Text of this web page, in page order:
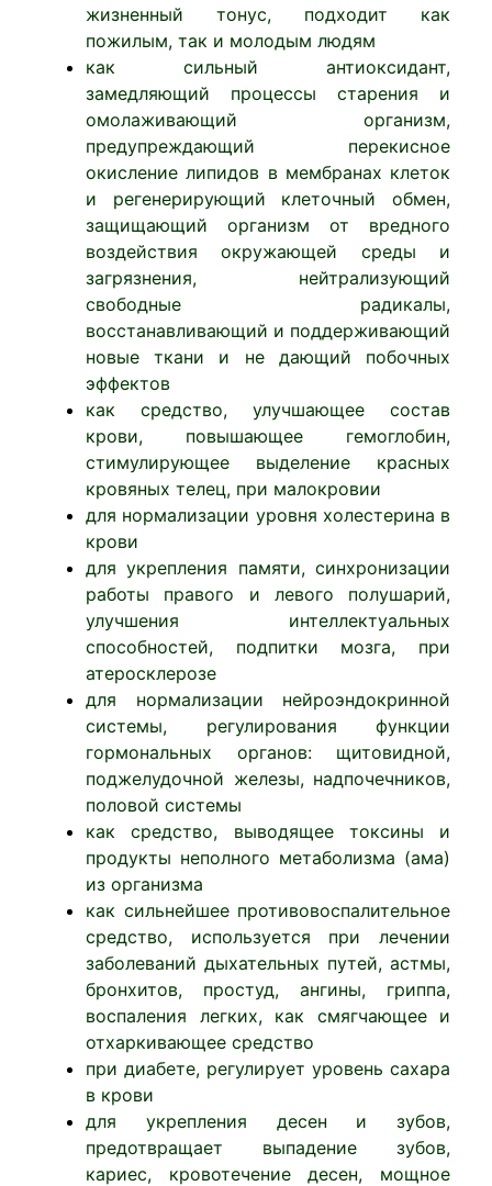
жизненный тонус, подходит как
пожилым, так и молодым людям
как сильный антиоксидант,
замедляющий процессы старения и
омолаживающий организм,
предупреждающий перекисное
окисление липидов в мембранах клеток
и регенерирующий клеточный обмен,
защищающий организм от вредного
воздействия окружающей среды и
загрязнения, нейтрализующий
свободные радикалы,
восстанавливающий и поддерживающий
новые ткани и не дающий побочных
эффектов
как средство, улучшающее состав
крови, повышающее гемоглобин,
стимулирующее выделение красных
кровяных телец, при малокровии
для нормализации уровня холестерина в
крови
для укрепления памяти, синхронизации
работы правого и левого полушарий,
улучшения интеллектуальных
способностей, подпитки мозга, при
атеросклерозе
для нормализации нейроэндокринной
системы, регулирования функции
гормональных органов: щитовидной,
поджелудочной железы, надпочечников,
половой системы
как средство, выводящее токсины и
продукты неполного метаболизма (ама)
из организма
как сильнейшее противовоспалительное
средство, используется при лечении
заболеваний дыхательных путей, астмы,
бронхитов, простуд, ангины, гриппа,
воспаления легких, как смягчающее и
отхаркивающее средство
при диабете, регулирует уровень сахара
в крови
для укрепления десен и зубов,
предотвращает выпадение зубов,
кариес, кровотечение десен, мощное